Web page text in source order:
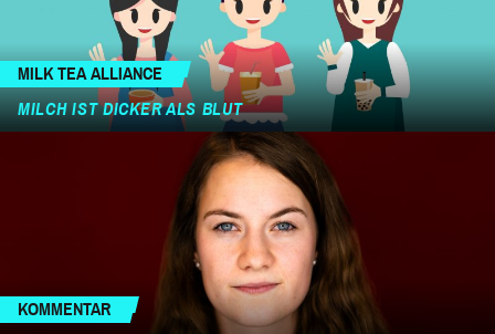
MILK TEA ALLIANCE
MILCH IST DICKER ALS BLUT
KOMMENTAR